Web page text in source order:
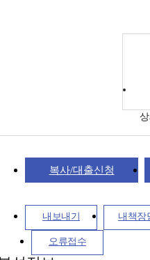
복사/대출신청
내보내기 내책장
오류접수